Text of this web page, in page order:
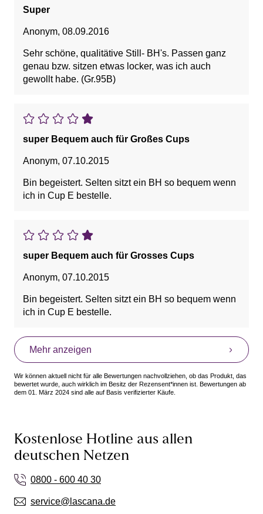
sehr gut
Super
Anonym, 08.09.2016
Sehr schöne, qualitätive Still- BH's. Passen ganz
genau bzw. sitzen etwas locker, was ich auch
gewollt habe. (Gr.95B)
super Bequem auch für Großes Cups
Anonym, 07.10.2015
Bin begeistert. Selten sitzt ein BH so bequem wenn
ich in Cup E bestelle.
super Bequem auch für Grosses Cups
Anonym, 07.10.2015
Bin begeistert. Selten sitzt ein BH so bequem wenn
ich in Cup E bestelle.
Mehr anzeigen
Wir können aktuell nicht für alle Bewertungen nachvollziehen, ob das Produkt, das
bewertet wurde, auch wirklich im Besitz der Rezensent*innen ist. Bewertungen ab
dem 01. März 2024 sind alle auf Basis verifizierter Käufe.
Kostenlose Hotline aus allen
deutschen Netzen
0800 - 600 40 30
service@lascana.de